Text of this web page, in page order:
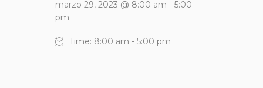
marzo 29, 2023 @ 8:00 am - 5:00
pm
Time: 8:00 am - 5:00 pm